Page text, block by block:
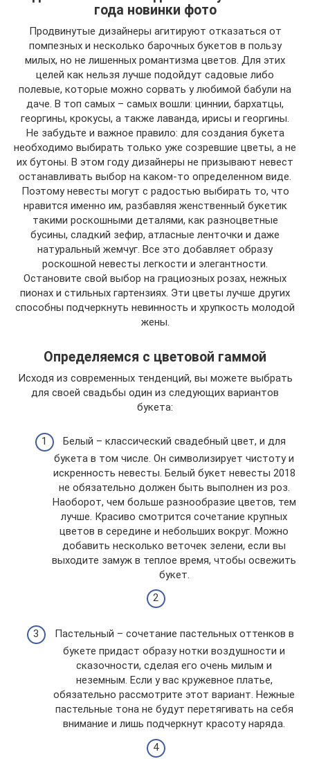
года новинки фото
Продвинутые дизайнеры агитируют отказаться от
помпезных и несколько барочных букетов в пользу
милых, но не лишенных романтизма цветов. Для этих
целей как нельзя лучше подойдут садовые либо
полевые, которые можно сорвать у любимой бабули на
даче. В топ самых – самых вошли: циннии, бархатцы,
георгины, крокусы, а также лаванда, ирисы и георгины.
Не забудьте и важное правило: для создания букета
необходимо выбирать только уже созревшие цветы, а не
их бутоны. В этом году дизайнеры не призывают невест
останавливать выбор на каком-то определенном виде.
Поэтому невесты могут с радостью выбирать то, что
нравится именно им, разбавляя женственный букетик
такими роскошными деталями, как разноцветные
бусины, сладкий зефир, атласные ленточки и даже
натуральный жемчуг. Все это добавляет образу
роскошной невесты легкости и элегантности.
Остановите свой выбор на грациозных розах, нежных
пионах и стильных гартензиях. Эти цветы лучше других
способны подчеркнуть невинность и хрупкость молодой
жены.
Определяемся с цветовой гаммой
Исходя из современных тенденций, вы можете выбрать
для своей свадьбы один из следующих вариантов
букета:
Белый – классический свадебный цвет, и для
букета в том числе. Он символизирует чистоту и
искренность невесты. Белый букет невесты 2018
не обязательно должен быть выполнен из роз.
Наоборот, чем больше разнообразие цветов, тем
лучше. Красиво смотрится сочетание крупных
цветов в середине и небольших вокруг. Можно
добавить несколько веточек зелени, если вы
выходите замуж в теплое время, чтобы освежить
букет.
Пастельный – сочетание пастельных оттенков в
букете придаст образу нотки воздушности и
сказочности, сделая его очень милым и
неземным. Если у вас кружевное платье,
обязательно рассмотрите этот вариант. Нежные
пастельные тона не будут перетягивать на себя
внимание и лишь подчеркнут красоту наряда.